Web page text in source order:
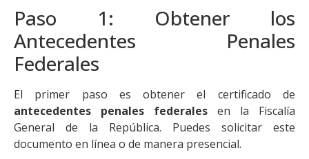
Paso 1: Obtener los
Antecedentes Penales
Federales
El primer paso es obtener el certificado de
antecedentes penales federales en la Fiscalía
General de la República. Puedes solicitar este
documento en línea o de manera presencial.